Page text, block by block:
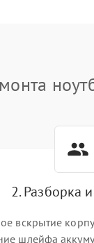
разъёма питания
ошибки
2. Разборка
вскрытие
шлейфа